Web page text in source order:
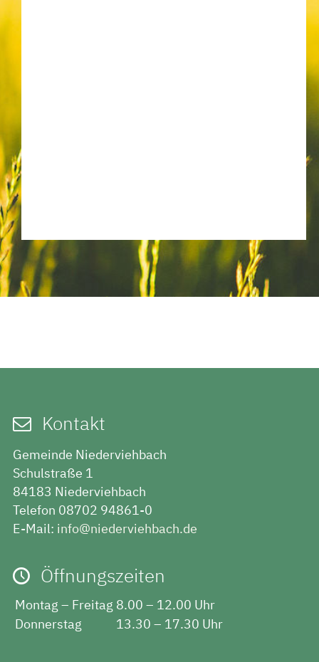
Kontakt
Gemeinde Niederviehbach
Schulstraße 1
84183 Niederviehbach
Telefon 08702 94861-0
E-Mail: info@niederviehbach.de
Öffnungszeiten
Montag – Freitag 8.00 – 12.00 Uhr
Donnerstag
13.30 – 17.30 Uhr